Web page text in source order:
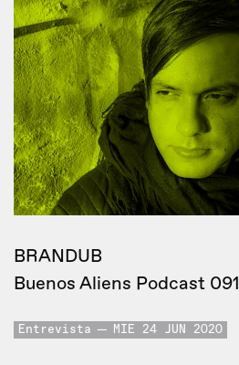
BRANDUB
Buenos Aliens Podcast 091
Entrevista MIE 24 JUN 2020